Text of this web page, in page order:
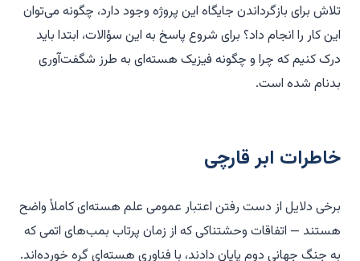
تلاش برای بازگرداندن جایگاه این پروژه وجود دارد، چگونه می‌توان
این کار را انجام داد؟ برای شروع پاسخ به این سؤالات، ابتدا باید
درک کنیم که چرا و چگونه فیزیک هسته‌ای به طرز شگفت‌آوری
بدنام شده است.
خاطرات ابر قارچی
برخی دلایل از دست رفتن اعتبار عمومی علم هسته‌ای کاملاً واضح
هستند — اتفاقات وحشتناکی که از زمان پرتاب بمب‌های اتمی که
به جنگ جهانی دوم پایان دادند، با فناوری هسته‌ای گره خورده‌اند.